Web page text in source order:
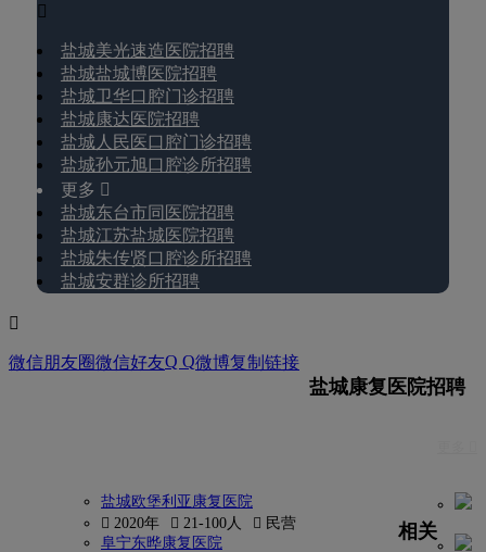

盐城美光速造医院招聘
盐城盐城博医院招聘
盐城卫华口腔门诊招聘
盐城康达医院招聘
盐城人民医口腔门诊招聘
盐城孙元旭口腔诊所招聘
更多 
盐城东台市同医院招聘
盐城江苏盐城医院招聘
盐城朱传贤口腔诊所招聘
盐城安群诊所招聘

微信朋友圈微信好友Q Q微博复制链接
盐城康复医院招聘
盐城欧堡利亚康复医院
 2020年
 21-100人
 民营
阜宁东晔康复医院
相关